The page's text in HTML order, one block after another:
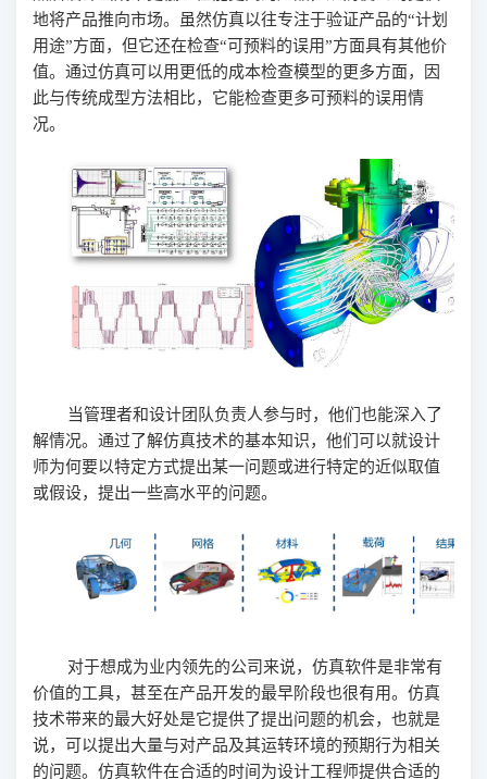
地将产品推向市场。虽然仿真以往专注于验证产品的“计划
用途”方面，但它还在检查“可预料的误用”方面具有其他价
值。通过仿真可以用更低的成本检查模型的更多方面，因
此与传统成型方法相比，它能检查更多可预料的误用情
况。
当管理者和设计团队负责人参与时，他们也能深入了
解情况。通过了解仿真技术的基本知识，他们可以就设计
师为何要以特定方式提出某一问题或进行特定的近似取值
或假设，提出一些高水平的问题。
对于想成为业内领先的公司来说，仿真软件是非常有
价值的工具，甚至在产品开发的最早阶段也很有用。仿真
技术带来的最大好处是它提供了提出问题的机会，也就是
说，可以提出大量与对产品及其运转环境的预期行为相关
的问题。仿真软件在合适的时间为设计工程师提供合适的